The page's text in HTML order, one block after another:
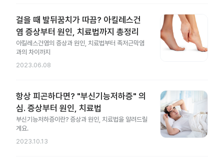
걸을 때 발뒤꿈치가 따끔? 아킬레스건
염 증상부터 원인, 치료법까지 총정리
아킬레스건염의 증상과 원인, 치료법부터 족저근막염
과의 차이까지
2023.06.08
항상 피곤하다면? "부신기능저하증" 의
심. 증상부터 원인, 치료법
부신기능저하증이란? 증상과 원인, 치료법을 알려드릴
게요.
2023.10.13